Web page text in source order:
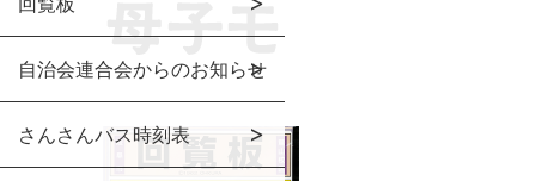
自治会連合会からのお知らせ
さんさんバス時刻表